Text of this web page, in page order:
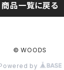
商品一覧に戻る
© WOODS
by